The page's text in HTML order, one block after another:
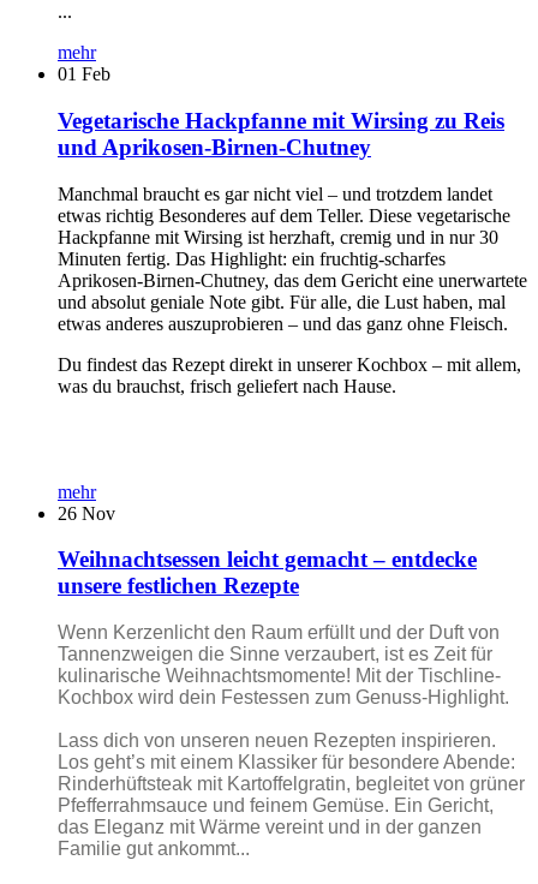
...
mehr
01 Feb
Vegetarische Hackpfanne mit Wirsing zu Reis
und Aprikosen-Birnen-Chutney
Manchmal braucht es gar nicht viel – und trotzdem landet
etwas richtig Besonderes auf dem Teller. Diese vegetarische
Hackpfanne mit Wirsing ist herzhaft, cremig und in nur 30
Minuten fertig. Das Highlight: ein fruchtig-scharfes
Aprikosen-Birnen-Chutney, das dem Gericht eine unerwartete
und absolut geniale Note gibt. Für alle, die Lust haben, mal
etwas anderes auszuprobieren – und das ganz ohne Fleisch.
Du findest das Rezept direkt in unserer Kochbox – mit allem,
was du brauchst, frisch geliefert nach Hause.
mehr
26 Nov
Weihnachtsessen leicht gemacht – entdecke
unsere festlichen Rezepte
Wenn Kerzenlicht den Raum erfüllt und der Duft von
Tannenzweigen die Sinne verzaubert, ist es Zeit für
kulinarische Weihnachtsmomente! Mit der Tischline-
Kochbox wird dein Festessen zum Genuss-Highlight.
Lass dich von unseren neuen Rezepten inspirieren.
Los geht’s mit einem Klassiker für besondere Abende:
Rinderhüftsteak mit Kartoffelgratin, begleitet von grüner
Pfefferrahmsauce und feinem Gemüse. Ein Gericht,
das Eleganz mit Wärme vereint und in der ganzen
Familie gut ankommt...